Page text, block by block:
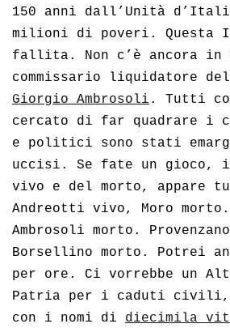
150 anni dall’Unità
milioni di poveri. Questa
fallita. Non c’è ancora in
commissario liquidatore
Giorgio Ambrosoli . Tutti
cercato di far quadrare i
e politici sono stati
uccisi. Se fate un gioco,
vivo e del morto, appare
Andreotti vivo, Moro
Ambrosoli morto.
Borsellino morto. Potrei
per ore. Ci vorrebbe un
Patria per i caduti civili,
con i nomi di diecimila